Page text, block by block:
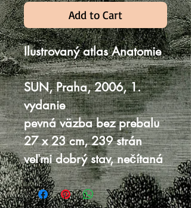
Add to Cart
Ilustrovaný atlas Anatomie
SUN, Praha, 2006, 1.
vydanie
pevná väzba bez prebalu
27 x 23 cm, 239 strán
veľmi dobrý stav, nečítaná